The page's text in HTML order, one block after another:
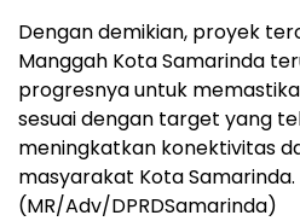
Dengan demikian, proyek
Manggah Kota Samarinda
progresnya untuk
sesuai dengan target yang
meningkatkan konektivitas
masyarakat Kota Samarinda.
(MR/Adv/DPRDSamarinda)